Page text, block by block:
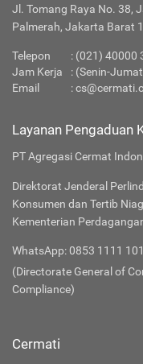
Jl. Tomang Raya No. 38,
Palmerah, Jakarta Barat
Telepon
: (021) 40000
Jam Kerja
: (Senin-
Email
:
Layanan Pengaduan
PT Agregasi Cermat
Direktorat Jenderal
Konsumen dan Tertib
Kementerian
WhatsApp: 0853 1111
(Directorate General of
Compliance)
Cermati